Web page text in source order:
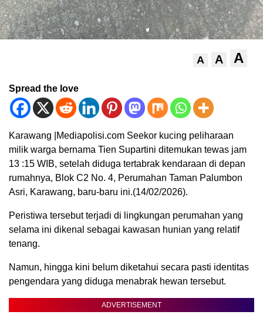
A A A
Spread the love
Karawang |Mediapolisi.com Seekor kucing peliharaan
milik warga bernama Tien Supartini ditemukan tewas jam
13 :15 WIB, setelah diduga tertabrak kendaraan di depan
rumahnya, Blok C2 No. 4, Perumahan Taman Palumbon
Asri, Karawang, baru-baru ini.(14/02/2026).
Peristiwa tersebut terjadi di lingkungan perumahan yang
selama ini dikenal sebagai kawasan hunian yang relatif
tenang.
Namun, hingga kini belum diketahui secara pasti identitas
pengendara yang diduga menabrak hewan tersebut.
ADVERTISEMENT